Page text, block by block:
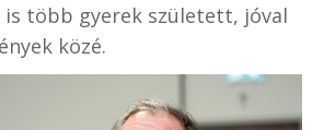
több gyerek született, jóval
közé.